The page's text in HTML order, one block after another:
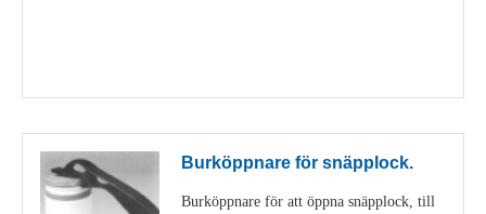
Burköppnare för snäpplock.
Burköppnare för att öppna snäpplock, till